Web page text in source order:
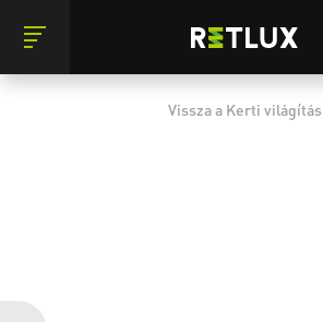
Vissza a Kerti világítás